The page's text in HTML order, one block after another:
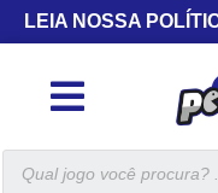
LEIA NOSSA